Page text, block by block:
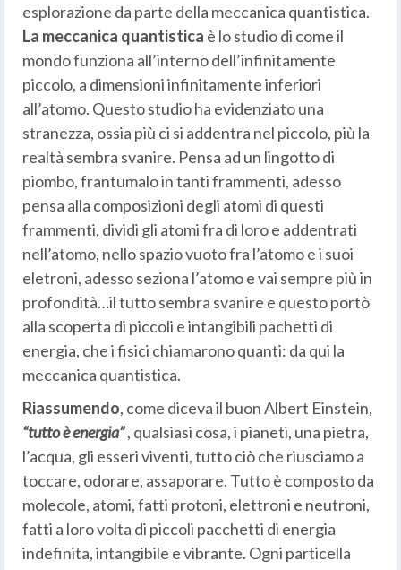
esplorazione da parte della meccanica quantistica.
La meccanica quantistica è lo studio di come il
mondo funziona all’interno dell’infinitamente
piccolo, a dimensioni infinitamente inferiori
all’atomo. Questo studio ha evidenziato una
stranezza, ossia più ci si addentra nel piccolo, più la
realtà sembra svanire. Pensa ad un lingotto di
piombo, frantumalo in tanti frammenti, adesso
pensa alla composizioni degli atomi di questi
frammenti, dividi gli atomi fra di loro e addentrati
nell’atomo, nello spazio vuoto fra l’atomo e i suoi
eletroni, adesso seziona l’atomo e vai sempre più in
profondità…il tutto sembra svanire e questo portò
alla scoperta di piccoli e intangibili pachetti di
energia, che i fisici chiamarono quanti: da qui la
meccanica quantistica.
Riassumendo, come diceva il buon Albert Einstein,
“tutto è energia”, qualsiasi cosa, i pianeti, una pietra,
l’acqua, gli esseri viventi, tutto ciò che riusciamo a
toccare, odorare, assaporare. Tutto è composto da
molecole, atomi, fatti protoni, elettroni e neutroni,
fatti a loro volta di piccoli pacchetti di energia
indefinita, intangibile e vibrante. Ogni particella